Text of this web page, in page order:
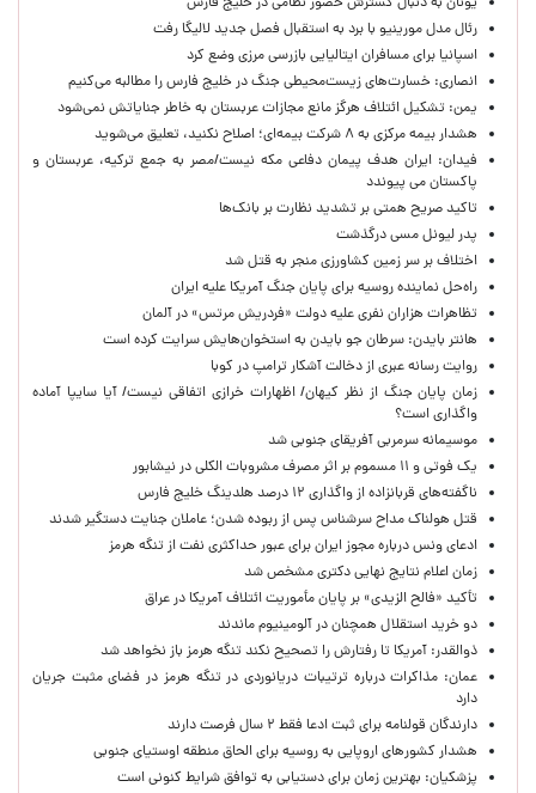
رئال مدل مورینیو با برد به استقبال فصل جدید لالیگا رفت
اسپانیا برای مسافران ایتالیایی بازرسی مرزی وضع کرد
انصاری: خسارت‌های زیست‌محیطی جنگ در خلیج فارس را مطالبه‌ می‌کنیم
یمن: تشکیل ائتلاف هرگز مانع مجازات عربستان به خاطر جنایاتش نمی‌شود
هشدار بیمه مرکزی به ۸ شرکت بیمه‌ای؛ اصلاح نکنید، تعلیق می‌شوید
فیدان: ایران هدف پیمان دفاعی مکه نیست/مصر به جمع ترکیه، عربستان و
پاکستان می پیوندد
تاکید صریح همتی بر تشدید نظارت بر بانک‌ها
پدر لیونل مسی درگذشت
اختلاف بر سر زمین کشاورزی منجر به قتل شد
راه‌حل نماینده روسیه برای پایان جنگ آمریکا علیه ایران
تظاهرات هزاران نفری علیه دولت «فردریش مرتس» در آلمان
هانتر بایدن: سرطان جو بایدن به استخوان‌هایش سرایت کرده است
روایت رسانه عبری از دخالت آشکار ترامپ در کوبا
زمان پایان جنگ از نظر کیهان/ اظهارات خرازی اتفاقی نیست/ آیا سایپا آماده
واگذاری است؟
موسیمانه سرمربی آفریقای جنوبی شد
یک فوتی و ۱۱ مسموم بر اثر مصرف مشروبات الکلی در نیشابور
ناگفته‌های قربانزاده از واگذاری ۱۲ درصد هلدینگ خلیج فارس
قتل هولناک مداح سرشناس پس از ربوده شدن؛ عاملان جنایت دستگیر شدند
ادعای ونس درباره مجوز ایران برای عبور حداکثری نفت از تنگه هرمز
زمان اعلام نتایج نهایی دکتری مشخص شد
تأکید «فالح الزیدی» بر پایان مأموریت ائتلاف آمریکا در عراق
دو خرید استقلال همچنان در آلومینیوم ماندند
ذوالقدر: آمریکا تا رفتارش را تصحیح نکند تنگه هرمز باز نخواهد شد
عمان: مذاکرات درباره ترتیبات دریانوردی در تنگه هرمز در فضای مثبت جریان
دارد
دارندگان قولنامه برای ثبت ادعا فقط ۲ سال فرصت دارند
هشدار کشورهای اروپایی به روسیه برای الحاق منطقه اوستیای جنوبی
پزشکیان‌: بهترین زمان برای دستیابی به توافق شرایط کنونی است